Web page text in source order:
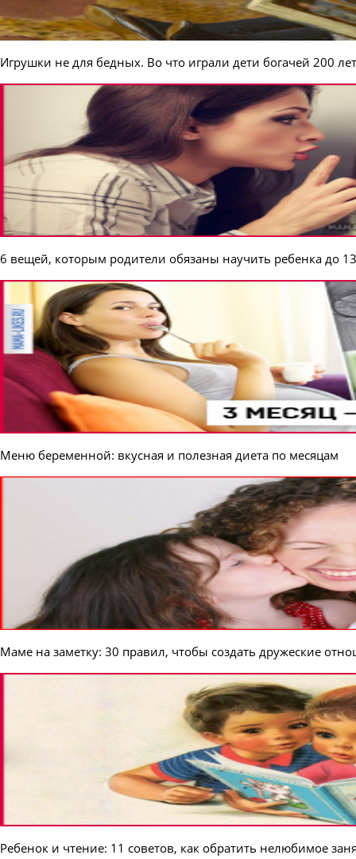
Игрушки не для бедных. Во что играли дети богачей 200
6 вещей, которым родители обязаны научить ребенка до
Меню беременной: вкусная и полезная диета по месяцам
Маме на заметку: 30 правил, чтобы создать дружеские
Ребенок и чтение: 11 советов, как обратить нелюбимое